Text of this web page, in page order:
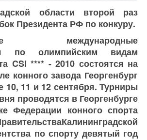
области второй раз
Президента РФ по конкуру.
международные
по олимпийским видам
CSI **** - 2010 состоятся на
конного завода Георгенбург
10, 11 и 12 сентября. Турниры
проводятся в Георгенбурге
Федерации конного спорта
по спорту девятый год